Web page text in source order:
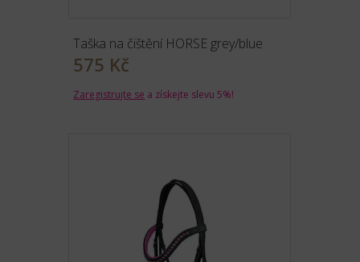
Taška na čištění HORSE grey/blue
575 Kč
Zaregistrujte se a získejte slevu 5%!